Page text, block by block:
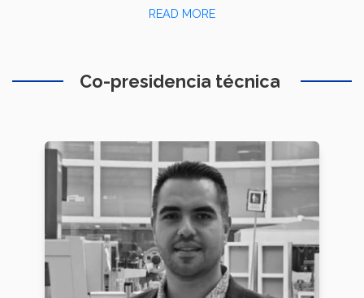
READ MORE
Co-presidencia técnica